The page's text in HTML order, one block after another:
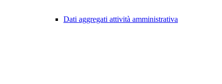
Dati aggregati attività amministrativa